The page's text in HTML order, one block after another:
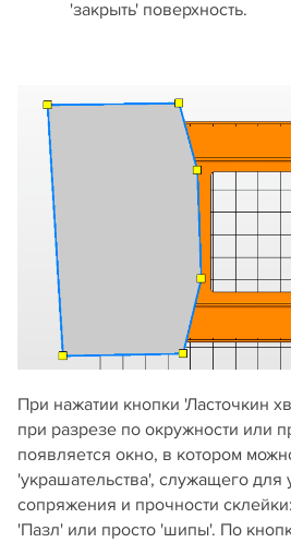
'закрыть' поверхность.
При нажатии кнопки 'Ласточкин
при разрезе по окружности или
появляется окно, в котором
'украшательства', служащего для
сопряжения и прочности
'Пазл' или просто 'шипы'. По